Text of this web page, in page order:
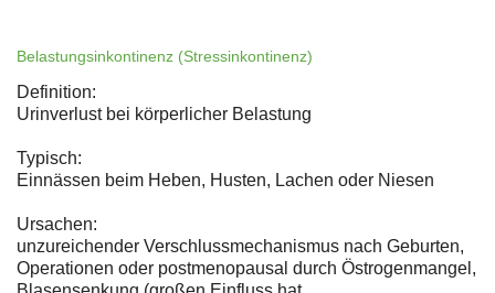
Belastungsinkontinenz (Stressinkontinenz)
Definition:
Urinverlust bei körperlicher Belastung
Typisch:
Einnässen beim Heben, Husten, Lachen oder Niesen
Ursachen:
unzureichender Verschlussmechanismus nach Geburten,
Operationen oder postmenopausal durch Östrogenmangel,